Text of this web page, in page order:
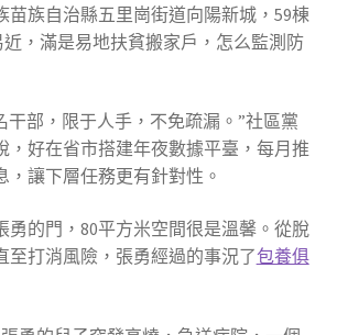
苗族自治縣五里崗街道向陽新城，59棟
近，滿是易地扶貧搬家戶，怎么監測防
干部，限于人手，不免疏漏。”社區黨
，好在省市搭建年夜數據平臺，每月推
，讓下層任務更有針對性。
勇的門，80平方米空間很是溫馨。從脫
至打消風險，張勇經過的事況了包養俱